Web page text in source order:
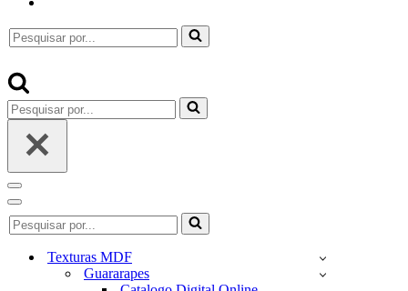
Pesquisar
por...
Pesquisar
por...
Menu
de
navegação
Menu
de
navegação
Pesquisar
por...
Texturas MDF
Guararapes